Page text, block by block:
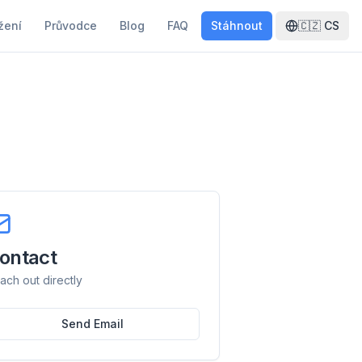
Průvodce Blog FAQ Stáhnout 🇨🇿 CS
out directly
Send Email